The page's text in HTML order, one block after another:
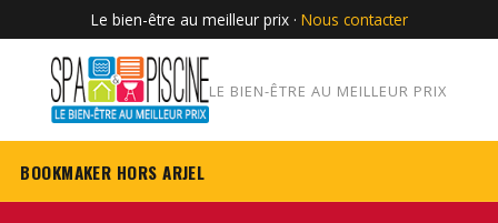
Le bien-être au meilleur prix · Nous contacter
LE BIEN-ÊTRE AU MEILLEUR PRIX
BOOKMAKER HORS ARJEL